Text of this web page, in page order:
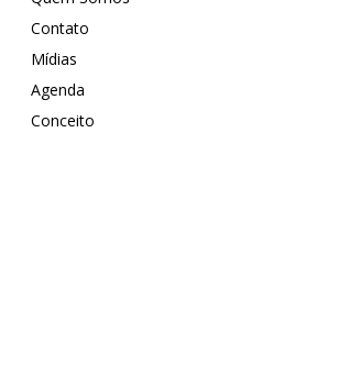
Contato
Mídias
Agenda
Conceito